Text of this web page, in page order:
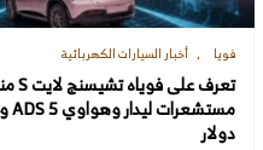
فويا أخبار السيارات الكهربائية
دولار